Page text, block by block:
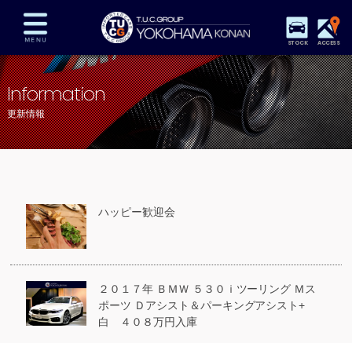
STOCK ACCESS
在庫車両情報 保証&サービス パーツリスト
TUCとは？ 店舗情報 アクセスマップ
全国納車 特別作業 注文販売
プライバシーポリシー
Information
更新情報
ハッピー歓迎会
２０１７年 ＢＭＷ ５３０ｉツーリング Ｍス
ポーツ Ｄアシスト＆パーキングアシスト+
白 ４０８万円入庫